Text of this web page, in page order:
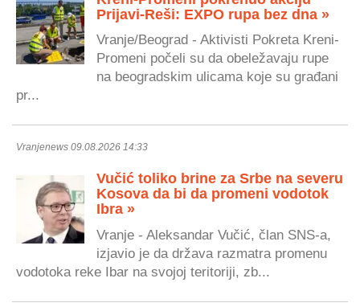
Prijavi-Reši: EXPO rupa bez dna »
Vranje/Beograd - Aktivisti Pokreta Kreni-
Promeni počeli su da obeležavaju rupe
na beogradskim ulicama koje su građani
pr...
Vranjenews 09.08.2026 14:33
Vučić toliko brine za Srbe na severu
Kosova da bi da promeni vodotok
Ibra »
Vranje - Aleksandar Vučić, član SNS-a,
izjavio je da država razmatra promenu
vodotoka reke Ibar na svojoj teritoriji, zb...